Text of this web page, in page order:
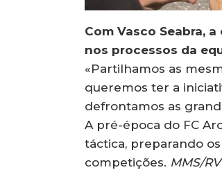
Com Vasco Seabra,
nos processos da
«Partilhamos as
queremos ter a
defrontamos as
A pré-época do FC
táctica, preparando
competições. MMS/RV